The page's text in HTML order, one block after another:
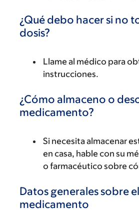
¿Qué debo hacer si no
dosis?
Llame al médico para
instrucciones.
¿Cómo almaceno o
medicamento?
Si necesita almacenar
en casa, hable con su
o farmacéutico sobre
Datos generales sobre el
medicamento